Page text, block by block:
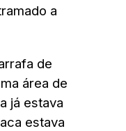
a
de
área de
já estava
estava